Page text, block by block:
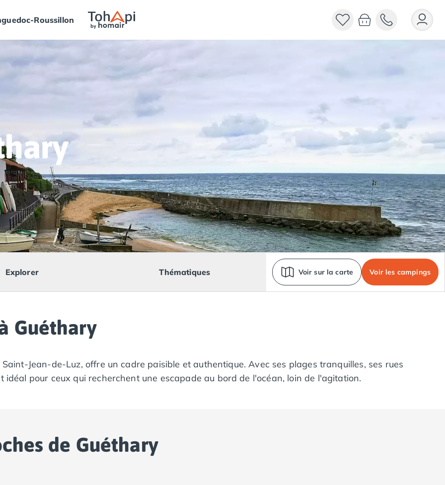
Roussillon
Explorer Thématiques Voir sur la carte Voir les campings
Guéthary
Jean-de-Luz, offre un cadre paisible et authentique. Avec ses plages tranquilles, ses rues
idéal pour ceux qui recherchent une escapade au bord de l'océan, loin de l'agitation.
de Guéthary